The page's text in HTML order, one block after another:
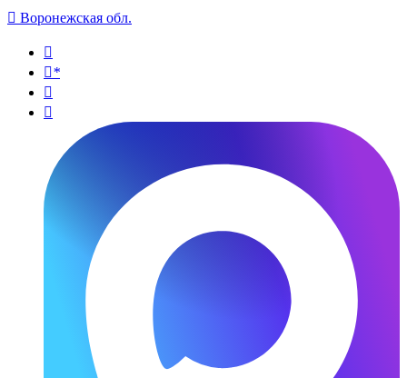
 Воронежская обл.

*

